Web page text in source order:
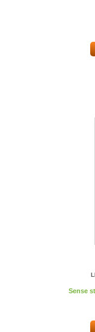
Sense